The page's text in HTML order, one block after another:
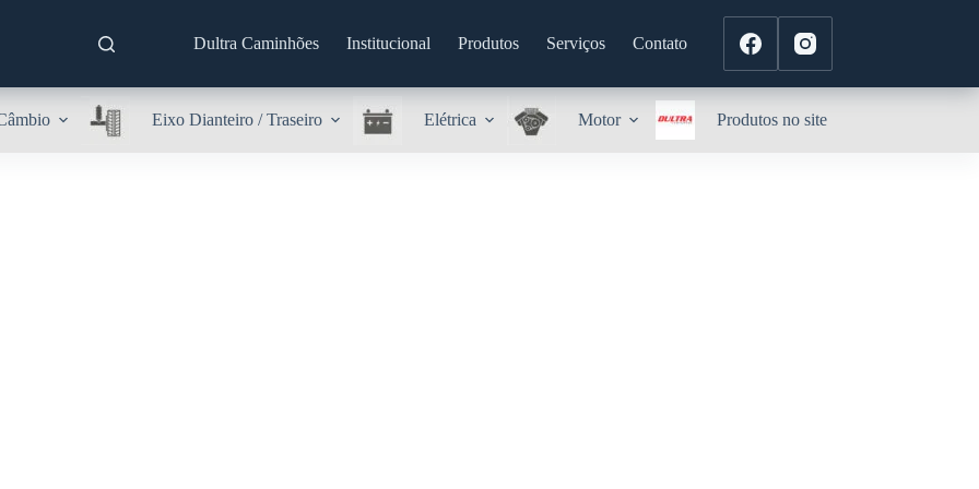
Dultra Caminhões Institucional Produtos Serviços Contato
Eixo Dianteiro / Traseiro Elétrica Motor Produtos no site